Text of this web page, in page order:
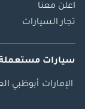
اعلن معنا
تجار السيارات
سيارات
الإمارات أبوظبي